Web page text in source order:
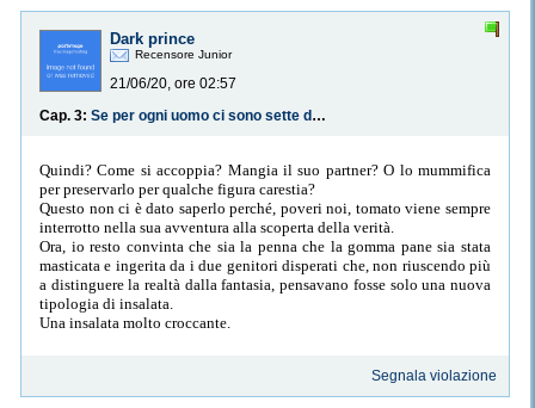
Dark prince
Recensore Junior
21/06/20, ore 02:57
Cap. 3:
Se per ogni uomo ci sono sette donne, l’aspirante fidanzato di mia sorella farebbe meglio a cercare le altre sei
Quindi? Come si accoppia? Mangia il suo partner? O lo mummifica
per preservarlo per qualche figura carestia?
Questo non ci è dato saperlo perché, poveri noi, tomato viene sempre
interrotto nella sua avventura alla scoperta della verità.
Ora, io resto convinta che sia la penna che la gomma pane sia stata
masticata e ingerita da i due genitori disperati che, non riuscendo più
a distinguere la realtà dalla fantasia, pensavano fosse solo una nuova
tipologia di insalata.
Una insalata molto croccante.
Segnala violazione